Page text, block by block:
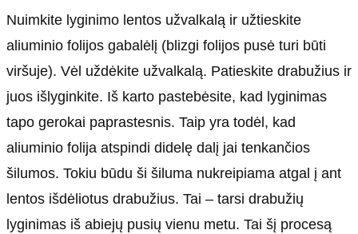
Nuimkite lyginimo lentos užvalkalą ir užtieskite
aliuminio folijos gabalėlį (blizgi folijos pusė turi būti
viršuje). Vėl uždėkite užvalkalą. Patieskite drabužius ir
juos išlyginkite. Iš karto pastebėsite, kad lyginimas
tapo gerokai paprastesnis. Taip yra todėl, kad
aliuminio folija atspindi didelę dalį jai tenkančios
šilumos. Tokiu būdu ši šiluma nukreipiama atgal į ant
lentos išdėliotus drabužius. Tai – tarsi drabužių
lyginimas iš abiejų pusių vienu metu. Tai šį procesą